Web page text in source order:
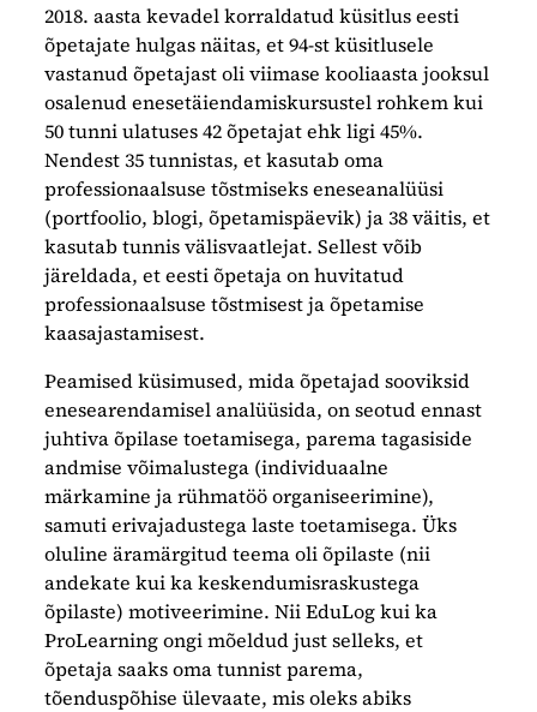
2018. aasta kevadel korraldatud küsitlus eesti
õpetajate hulgas näitas, et 94-st küsitlusele
vastanud õpetajast oli viimase kooliaasta jooksul
osalenud enesetäiendamiskursustel rohkem kui
50 tunni ulatuses 42 õpetajat ehk ligi 45%.
Nendest 35 tunnistas, et kasutab oma
professionaalsuse tõstmiseks eneseanalüüsi
(portfoolio, blogi, õpetamispäevik) ja 38 väitis, et
kasutab tunnis välisvaatlejat. Sellest võib
järeldada, et eesti õpetaja on huvitatud
professionaalsuse tõstmisest ja õpetamise
kaasajastamisest.
Peamised küsimused, mida õpetajad sooviksid
enesearendamisel analüüsida, on seotud ennast
juhtiva õpilase toetamisega, parema tagasiside
andmise võimalustega (individuaalne
märkamine ja rühmatöö organiseerimine),
samuti erivajadustega laste toetamisega. Üks
oluline äramärgitud teema oli õpilaste (nii
andekate kui ka keskendumisraskustega
õpilaste) motiveerimine. Nii EduLog kui ka
ProLearning ongi mõeldud just selleks, et
õpetaja saaks oma tunnist parema,
tõenduspõhise ülevaate, mis oleks abiks